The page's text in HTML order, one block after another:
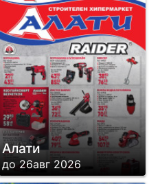
Алати
до 26авг 2026